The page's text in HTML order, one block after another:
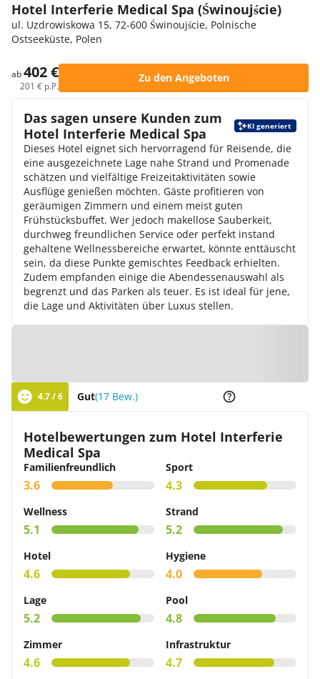
Hotel Interferie Medical Spa (Świnoujście)
ul. Uzdrowiskowa 15, 72-600 Świnoujście, Polnische
Ostseeküste, Polen
ab402 €
201 € p.P.
Zu den Angeboten
Das sagen unsere Kunden zum
Hotel Interferie Medical Spa
KI generiert
Dieses Hotel eignet sich hervorragend für Reisende, die
eine ausgezeichnete Lage nahe Strand und Promenade
schätzen und vielfältige Freizeitaktivitäten sowie
Ausflüge genießen möchten. Gäste profitieren von
geräumigen Zimmern und einem meist guten
Frühstücksbuffet. Wer jedoch makellose Sauberkeit,
durchweg freundlichen Service oder perfekt instand
gehaltene Wellnessbereiche erwartet, könnte enttäuscht
sein, da diese Punkte gemischtes Feedback erhielten.
Zudem empfanden einige die Abendessenauswahl als
begrenzt und das Parken als teuer. Es ist ideal für jene,
die Lage und Aktivitäten über Luxus stellen.
4.7 / 6 Gut(17 Bew.)
Hotelbewertungen zum Hotel Interferie
Medical Spa
Familienfreundlich
3.6
Sport
4.3
Wellness
5.1
Strand
5.2
Hotel
4.6
Hygiene
4.0
Lage
5.2
Pool
4.8
Zimmer
4.6
Infrastruktur
4.7